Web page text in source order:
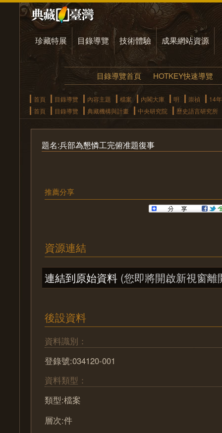
珍藏特展 目錄導覽 技術體驗 成果網站資源
目錄導覽首頁 HOTKEY快速導覽
首頁 目錄導覽 內容主題 檔案 內閣大庫 明 崇禎
14年
首頁
目錄導覽 典藏機構與計畫 中央研究院 歷史語言研究所
題名:兵部為懇憐工完俯准題復事
推薦分享
資源連結
連結到原始資料 (您即將開啟新視窗離
後設資料
資料識別：
登錄號:034120-001
資料類型：
類型:檔案
層次:件